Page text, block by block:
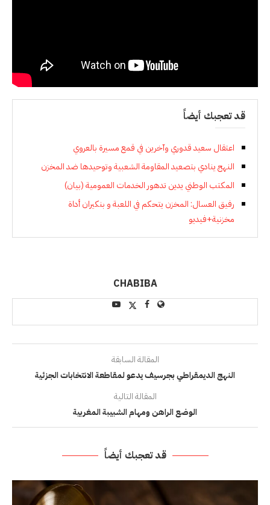
قد تعجبك أيضاً
اعتقال سعيد قدوري وآخرين في قمع مسيرة بالعروي
النهج ينادي بتصعيد المقاومة الشعبية وتوحيدها ضد المخزن
المكتب الوطني يدين تدهور الخدمات العمومية (بيان)
رفيق العسال: المخزن يتحكم في اللعبة و بنكيران أداة
مخزنية+فيديو
CHABIBA
المقالة السابقة
النهج الديمقراطي بجرسيف يدعو لمقاطعة الانتخابات الجزئية
المقالة التالية
الوضع الراهن ومهام الشبيبة المغربية
قد تعجبك أيضاً